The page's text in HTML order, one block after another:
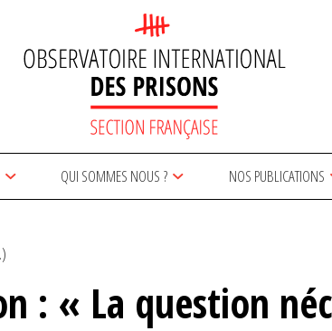
QUI SOMMES NOUS ? NOS PUBLICATIONS
: « La question